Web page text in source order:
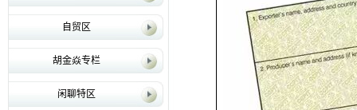
自贸区
胡金焱专栏
闲聊特区